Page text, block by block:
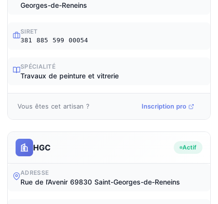
Georges-de-Reneins
SIRET
381 885 599 00054
SPÉCIALITÉ
Travaux de peinture et vitrerie
Vous êtes cet artisan ? Inscription pro
HGC Actif
ADRESSE
Rue de l’Avenir 69830 Saint-Georges-de-Reneins